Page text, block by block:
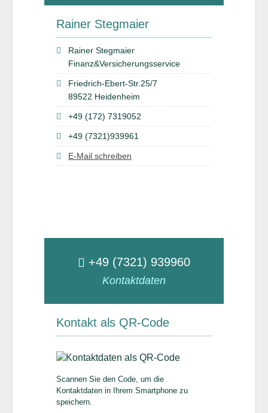
Rainer Stegmaier
Rainer Stegmaier
Finanz&Versicherungsservice
Friedrich-Ebert-Str.25/7
89522 Heidenheim
+49 (172) 7319052
+49 (7321)939961
E-Mail schreiben
+49 (7321) 939960
Kontaktdaten
Kontakt als QR-Code
Scannen Sie den Code, um die
Kontaktdaten in Ihrem Smartphone zu
speichern.